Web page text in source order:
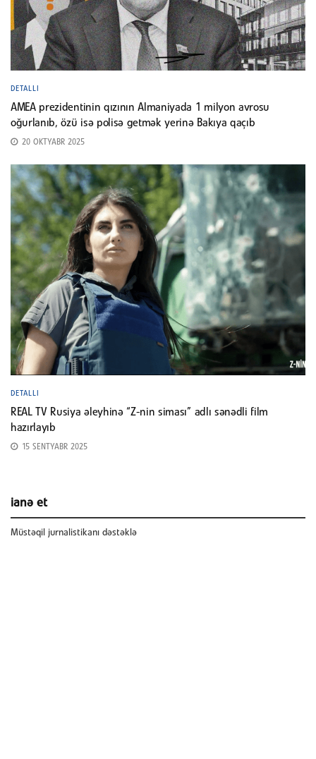
DETALLI
AMEA prezidentinin qızının Almaniyada 1 milyon avrosu
oğurlanıb, özü isə polisə getmək yerinə Bakıya qaçıb
20 OKTYABR 2025
DETALLI
REAL TV Rusiya əleyhinə “Z-nin siması” adlı sənədli film
hazırlayıb
15 SENTYABR 2025
ianə et
Müstəqil jurnalistikanı dəstəklə